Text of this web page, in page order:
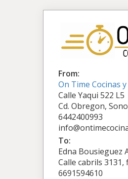
From:
On Time Cocinas
Calle Yaqui 522 L5
Cd. Obregon,
6442400993
To:
Edna Bousieguez
Calle cabrils
6691594610